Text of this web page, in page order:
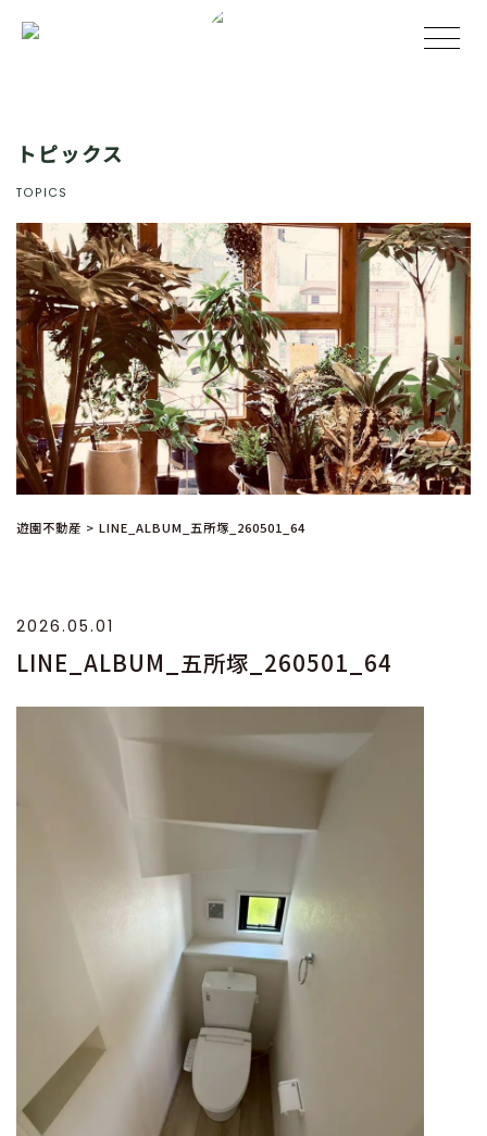
トピックス
TOPICS
遊園不動産 > LINE_ALBUM_五所塚_260501_64
2026.05.01
LINE_ALBUM_五所塚_260501_64